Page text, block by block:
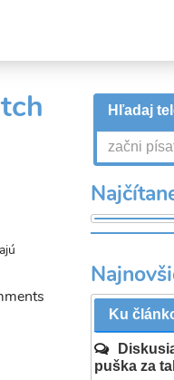
Hľadaj
Ku
puška za